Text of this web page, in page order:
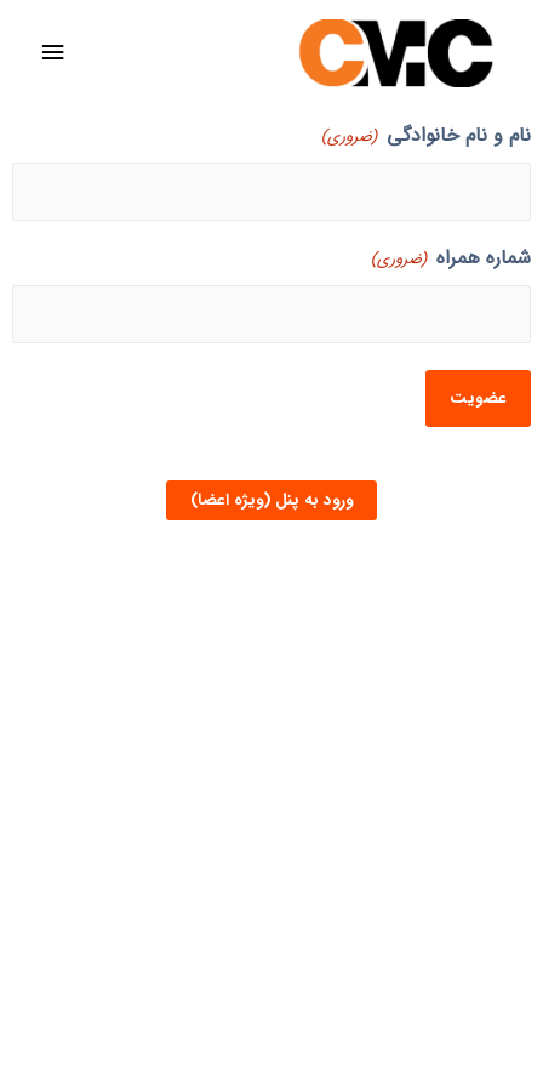
نام و نام خانوادگی (ضروری)
شماره همراه (ضروری)
ورود به پنل (ویژه اعضا)